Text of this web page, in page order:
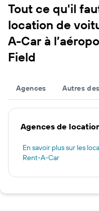
Tout ce qu'il
location de
A-Car à
Field
Agences Autres
Agences de
En savoir plus sur les
Rent-A-Car